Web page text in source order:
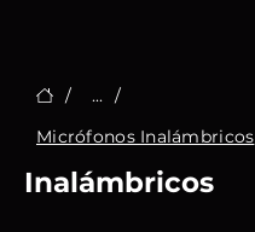
/ ... /
Micrófonos Inalámbricos
Inalámbricos